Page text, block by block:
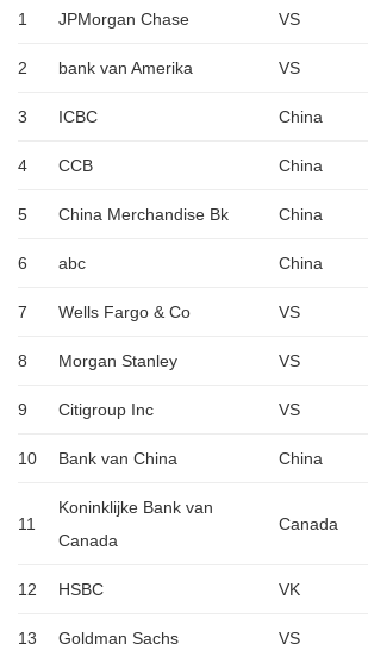
1 JPMorgan Chase VS
2 bank van Amerika VS
3 ICBC China
4 CCB China
5 China Merchandise Bk China
6 abc China
7 Wells Fargo & Co VS
8 Morgan Stanley VS
9 Citigroup Inc VS
10 Bank van China China
11
Koninklijke Bank van
Canada
Canada
12 HSBC VK
13 Goldman Sachs VS